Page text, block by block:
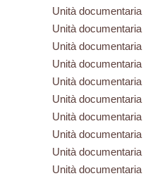
Unità documentaria
Unità documentaria
Unità documentaria
Unità documentaria
Unità documentaria
Unità documentaria
Unità documentaria
Unità documentaria
Unità documentaria
Unità documentaria